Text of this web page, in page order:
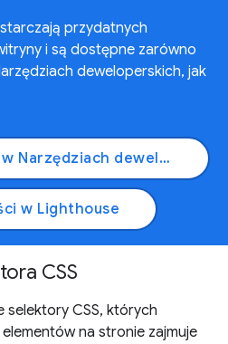
przydatnych
i są dostępne zarówno
deweloperskich, jak
Panel Wydajność w Narzędziach deweloperskich
w Lighthouse
CSS
selektory CSS, których
na stronie zajmuje